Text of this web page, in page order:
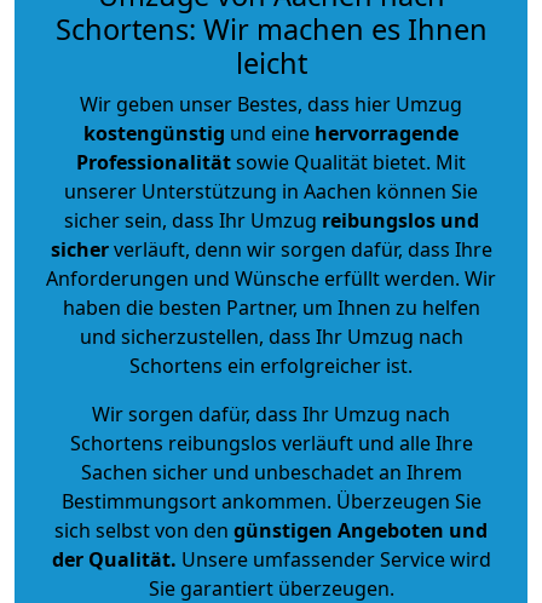
Schortens: Wir machen es Ihnen
leicht
Wir geben unser Bestes, dass hier Umzug
kostengünstig und eine hervorragende
Professionalitätsowie Qualität bietet. Mit
unserer Unterstützung in Aachen können Sie
sicher sein, dass Ihr Umzug reibungslos und
sicherverläuft, denn wir sorgen dafür, dass Ihre
Anforderungen und Wünsche erfüllt werden. Wir
haben die besten Partner, um Ihnen zu helfen
und sicherzustellen, dass Ihr Umzug nach
Schortens ein erfolgreicher ist.
Wir sorgen dafür, dass Ihr Umzug nach
Schortens reibungslos verläuft und alle Ihre
Sachen sicher und unbeschadet an Ihrem
Bestimmungsort ankommen. Überzeugen Sie
sich selbst von den günstigen Angeboten und
der Qualität. Unsere umfassender Service wird
Sie garantiert überzeugen.